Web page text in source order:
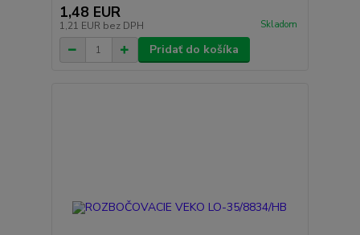
1,48 EUR
1,21 EUR bez DPH Skladom
Pridať do košíka